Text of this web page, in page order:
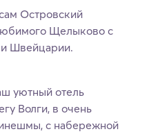
Островский
Щелыково с
Швейцарии.
уютный отель
Волги, в очень
с набережной